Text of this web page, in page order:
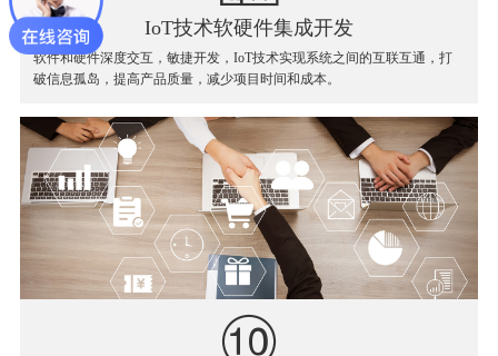
IoT技术软硬件集成开发
软件和硬件深度交互，敏捷开发，IoT技术实现系统之间的互联互通，打
破信息孤岛，提高产品质量，减少项目时间和成本。